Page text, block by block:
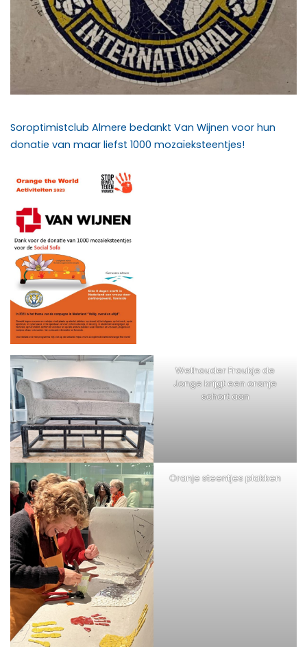
Soroptimistclub Almere bedankt Van Wijnen voor hun
donatie van maar liefst 1000 mozaïeksteentjes!
Wethouder Froukje de
Jonge krijgt een oranje
schort aan
Oranje steentjes plakken